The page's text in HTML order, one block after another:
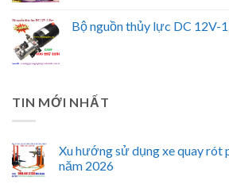
Bộ nguồn thủy lực DC 12V-
TIN MỚI NHẤT
Xu hướng sử dụng xe quay rót
năm 2026